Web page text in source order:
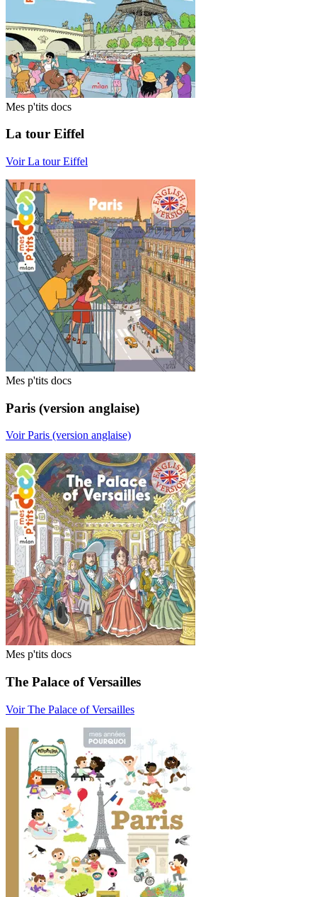
Mes p'tits docs
La tour Eiffel
Voir La tour Eiffel
Mes p'tits docs
Paris (version anglaise)
Voir Paris (version anglaise)
Mes p'tits docs
The Palace of Versailles
Voir The Palace of Versailles